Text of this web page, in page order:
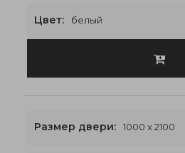
Цвет: белый
Размер двери: 1000 x 2100